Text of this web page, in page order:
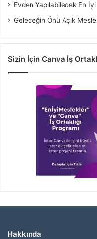
Evden Yapılabilecek En
Geleceğin Önü Açık
Sizin İçin Canva İş
Hakkında